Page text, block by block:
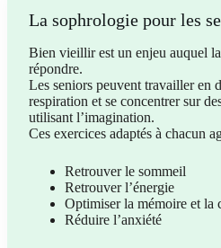
La sophrologie pour les
Bien vieillir est un enjeu auquel
répondre.
Les seniors peuvent travailler en
respiration et se concentrer sur
utilisant l’imagination.
Ces exercices adaptés à chacun
Retrouver le sommeil
Retrouver l’énergie
Optimiser la mémoire et la
Réduire l’anxiété